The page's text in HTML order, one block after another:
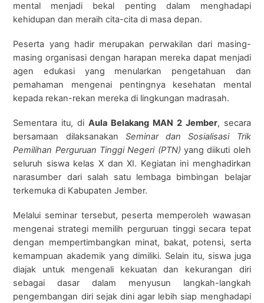
mental menjadi bekal penting dalam menghadapi
kehidupan dan meraih cita-cita di masa depan.
Peserta yang hadir merupakan perwakilan dari masing-
masing organisasi dengan harapan mereka dapat menjadi
agen edukasi yang menularkan pengetahuan dan
pemahaman mengenai pentingnya kesehatan mental
kepada rekan-rekan mereka di lingkungan madrasah.
Sementara itu, diAula Belakang MAN 2 Jember, secara
bersamaan dilaksanakan Seminar dan Sosialisasi Trik
Pemilihan Perguruan Tinggi Negeri (PTN) yang diikuti oleh
seluruh siswa kelas X dan XI. Kegiatan ini menghadirkan
narasumber dari salah satu lembaga bimbingan belajar
terkemuka di Kabupaten Jember.
Melalui seminar tersebut, peserta memperoleh wawasan
mengenai strategi memilih perguruan tinggi secara tepat
dengan mempertimbangkan minat, bakat, potensi, serta
kemampuan akademik yang dimiliki. Selain itu, siswa juga
diajak untuk mengenali kekuatan dan kekurangan diri
sebagai dasar dalam menyusun langkah-langkah
pengembangan diri sejak dini agar lebih siap menghadapi